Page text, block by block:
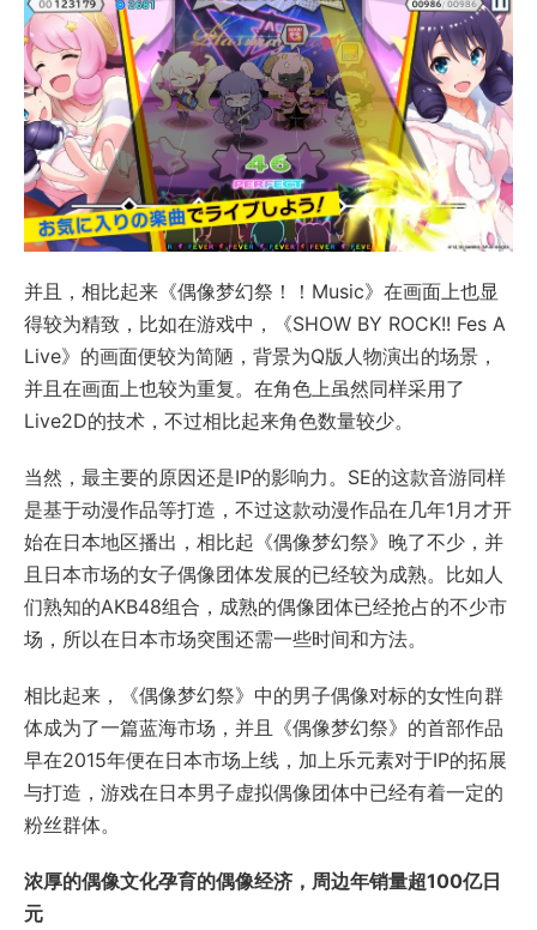
并且，相比起来《偶像梦幻祭！！Music》在画面上也显
得较为精致，比如在游戏中，《SHOW BY ROCK!! Fes A
Live》的画面便较为简陋，背景为Q版人物演出的场景，
并且在画面上也较为重复。在角色上虽然同样采用了
Live2D的技术，不过相比起来角色数量较少。
当然，最主要的原因还是IP的影响力。SE的这款音游同样
是基于动漫作品等打造，不过这款动漫作品在几年1月才开
始在日本地区播出，相比起《偶像梦幻祭》晚了不少，并
且日本市场的女子偶像团体发展的已经较为成熟。比如人
们熟知的AKB48组合，成熟的偶像团体已经抢占的不少市
场，所以在日本市场突围还需一些时间和方法。
相比起来，《偶像梦幻祭》中的男子偶像对标的女性向群
体成为了一篇蓝海市场，并且《偶像梦幻祭》的首部作品
早在2015年便在日本市场上线，加上乐元素对于IP的拓展
与打造，游戏在日本男子虚拟偶像团体中已经有着一定的
粉丝群体。
浓厚的偶像文化孕育的偶像经济，周边年销量超100亿日
元